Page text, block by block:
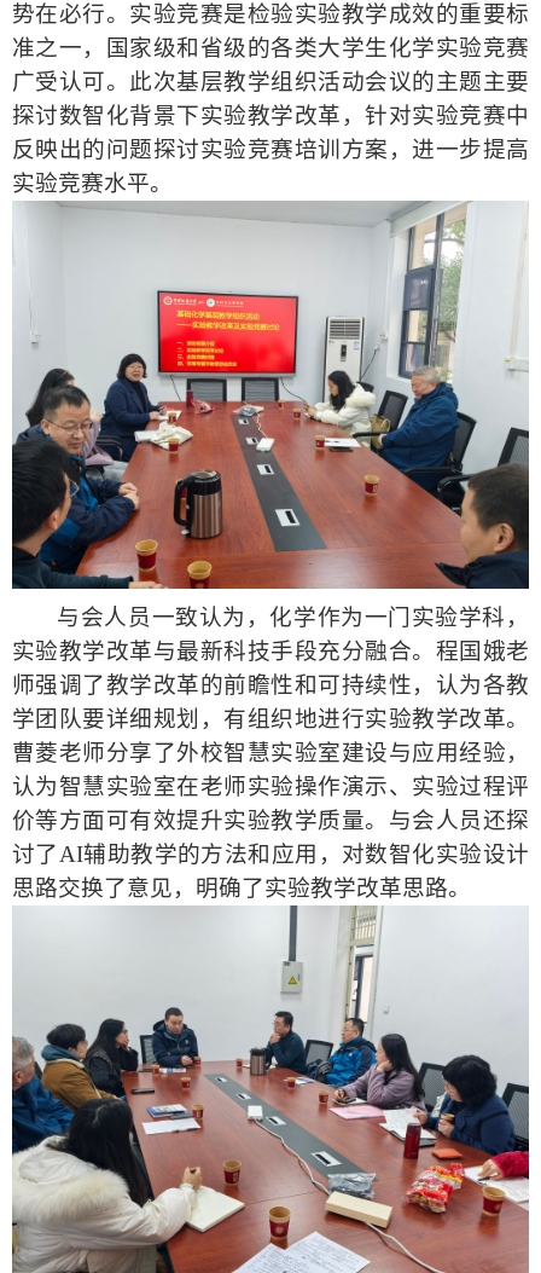
势在必行。实验竞赛是检验实验教学成效的重要标
准之一，国家级和省级的各类大学生化学实验竞赛
广受认可。此次基层教学组织活动会议的主题主要
探讨数智化背景下实验教学改革，针对实验竞赛中
反映出的问题探讨实验竞赛培训方案，进一步提高
实验竞赛水平。
与会人员一致认为，化学作为一门实验学科，
实验教学改革与最新科技手段充分融合。程国娥老
师强调了教学改革的前瞻性和可持续性， 认为各教
学团队要详细规划，有组织地进行实验教学改革。
曹菱老师分享了外校智慧实验室建设与应用经验，
认为智慧实验室在老师实验操作演示、实验过程评
价等方面可有效提升实验教学质量。 与会人员还探
讨了AI辅助教学的方法和应用，对数智化实验设计
思路交换了意见，明确了实验教学改革思路。